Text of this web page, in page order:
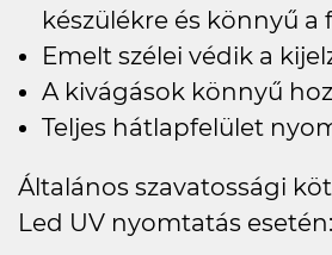
készülékre és könnyű a
Emelt szélei védik a
A kivágások könnyű
Teljes hátlapfelület
Általános szavatossági
Led UV nyomtatás